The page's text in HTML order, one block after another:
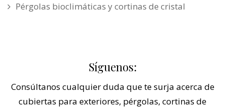
Pérgolas bioclimáticas y cortinas de cristal
Síguenos:
Consúltanos cualquier duda que te surja acerca de
cubiertas para exteriores, pérgolas, cortinas de